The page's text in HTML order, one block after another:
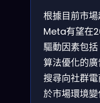
根據目前市
Meta有望在
驅動因素包
算法優化的
搜尋向社群
於市場環境